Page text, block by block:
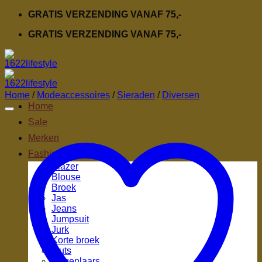
inhoud
GRATIS VERZENDING VANAF 75,-
GRATIS VERZENDING VANAF 75,-
Home
Sale
Merken
Fashion
Blazer
Blouse
Broek
Jas
Jeans
Jumpsuit
Jurk
Korte broek
Muts
Home / Modeaccessoires / Sieraden / Diversen